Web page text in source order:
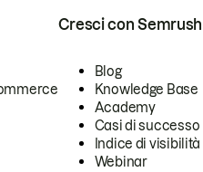
Cresci con Semrush
Blog
Knowledge Base
Academy
Casi di successo
Indice di visibilità
Webinar